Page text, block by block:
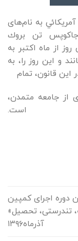
به نام‌های
تن ‌بروك
از ماه اكتبر به
و اين روز را، به
اين قانون، تمام
از جامعه متمدن،
است.
دوره اجرای کمپین
تندرستی، تحصیل»
آذرماه۱۳۹۶